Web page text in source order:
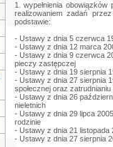
1. wypełnienia
realizowaniem zadań
podstawie:
- Ustawy z dnia 5 czerwca
- Ustawy z dnia 12 marca
- Ustawy z dnia 9 czerwca
pieczy zastępczej
- Ustawy z dnia 19 sierpnia
- Ustawy z dnia 27 sierpnia
społecznej oraz
- Ustawy z dnia 26
nieletnich
- Ustawy z dnia 29 lipca
rodzinie
- Ustawy z dnia 21
- Ustawy z dnia 27 sierpnia